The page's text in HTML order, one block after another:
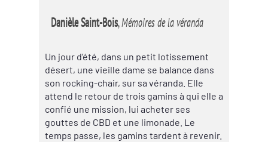
Danièle Saint-Bois,Mémoires de la véranda
Un jour d’été, dans un petit lotissement
désert, une vieille dame se balance dans
son rocking-chair, sur sa véranda. Elle
attend le retour de trois gamins à qui elle a
confié une mission, lui acheter ses
gouttes de CBD et une limonade. Le
temps passe, les gamins tardent à revenir.